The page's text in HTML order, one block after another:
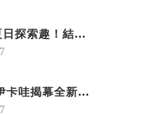
嘉義鹿草夏日探索趣！結合科學、農場與自然的親子小旅行
ANAｘ吉伊卡哇揭幕全新彩繪機「Chiikawa JET」